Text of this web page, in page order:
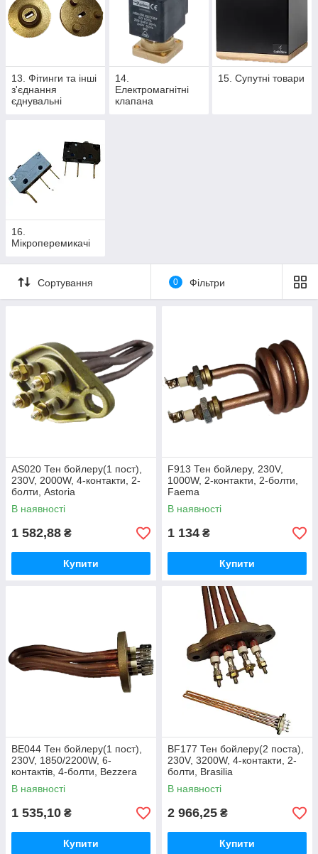
13. Фітинги та інші
з'єднання
єднувальні
14.
Електромагнітні
клапана
15. Супутні товари
16.
Мікроперемикачі
Сортування 0 Фільтри
AS020 Тен бойлеру(1 пост),
230V, 2000W, 4-контакти, 2-
болти, Astoria
В наявності
1 582,88 ₴
Купити
F913 Тен бойлеру, 230V,
1000W, 2-контакти, 2-болти,
Faema
В наявності
1 134 ₴
Купити
BE044 Тен бойлеру(1 пост),
230V, 1850/2200W, 6-
контактів, 4-болти, Bezzera
В наявності
1 535,10 ₴
Купити
BF177 Тен бойлеру(2 поста),
230V, 3200W, 4-контакти, 2-
болти, Brasilia
В наявності
2 966,25 ₴
Купити